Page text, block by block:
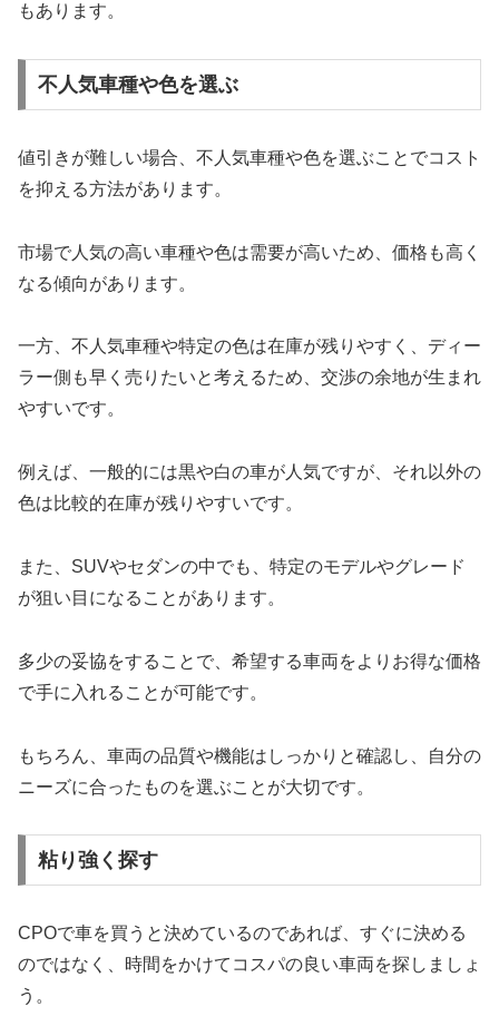
もあります。
不人気車種や色を選ぶ
値引きが難しい場合、不人気車種や色を選ぶことでコスト
を抑える方法があります。
市場で人気の高い車種や色は需要が高いため、価格も高く
なる傾向があります。
一方、不人気車種や特定の色は在庫が残りやすく、ディー
ラー側も早く売りたいと考えるため、交渉の余地が生まれ
やすいです。
例えば、一般的には黒や白の車が人気ですが、それ以外の
色は比較的在庫が残りやすいです。
また、SUVやセダンの中でも、特定のモデルやグレード
が狙い目になることがあります。
多少の妥協をすることで、希望する車両をよりお得な価格
で手に入れることが可能です。
もちろん、車両の品質や機能はしっかりと確認し、自分の
ニーズに合ったものを選ぶことが大切です。
粘り強く探す
CPOで車を買うと決めているのであれば、すぐに決める
のではなく、時間をかけてコスパの良い車両を探しましょ
う。